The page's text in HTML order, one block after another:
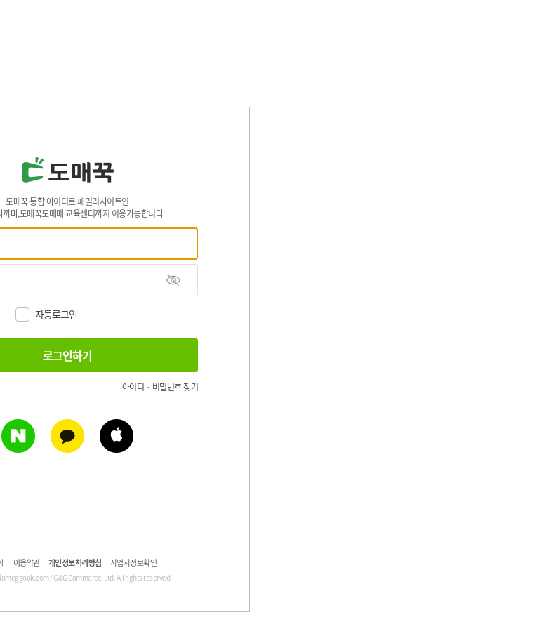
도매꾹 통합 아이디로 패밀리사이트인
까마,도매꾹도매매 교육센터까지 이용가능합니다
자동로그인
아이디 · 비밀번호 찾기
이용약관 개인정보처리방침 사업자정보확인
/ G&G Commerce, Ltd. All rights reserved.